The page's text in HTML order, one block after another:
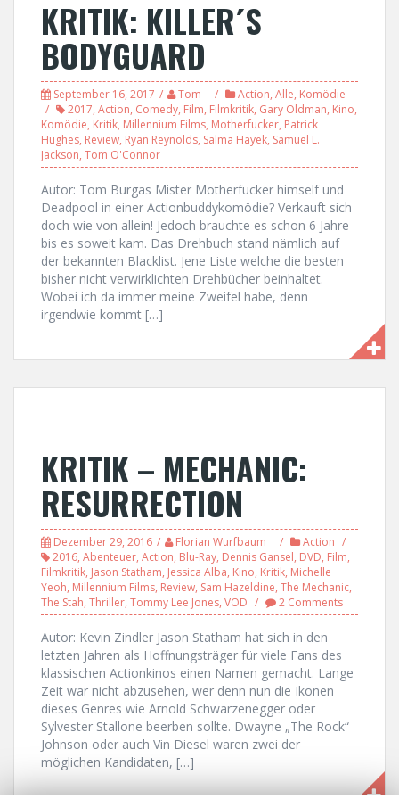
KRITIK: KILLER´S
BODYGUARD
September 16, 2017 Tom Action, Alle, Komödie
2017, Action, Comedy, Film, Filmkritik, Gary Oldman, Kino,
Komödie, Kritik, Millennium Films, Motherfucker, Patrick
Hughes, Review, Ryan Reynolds, Salma Hayek, Samuel L.
Jackson, Tom O'Connor
Autor: Tom Burgas Mister Motherfucker himself und
Deadpool in einer Actionbuddykomödie? Verkauft sich
doch wie von allein! Jedoch brauchte es schon 6 Jahre
bis es soweit kam. Das Drehbuch stand nämlich auf
der bekannten Blacklist. Jene Liste welche die besten
bisher nicht verwirklichten Drehbücher beinhaltet.
Wobei ich da immer meine Zweifel habe, denn
irgendwie kommt […]
KRITIK – MECHANIC:
RESURRECTION
Dezember 29, 2016 Florian Wurfbaum
Action
2016, Abenteuer, Action, Blu-Ray, Dennis Gansel, DVD, Film,
Filmkritik, Jason Statham, Jessica Alba, Kino, Kritik, Michelle
Yeoh, Millennium Films, Review, Sam Hazeldine, The Mechanic,
The Stah, Thriller, Tommy Lee Jones, VOD 2 Comments
Autor: Kevin Zindler Jason Statham hat sich in den
letzten Jahren als Hoffnungsträger für viele Fans des
klassischen Actionkinos einen Namen gemacht. Lange
Zeit war nicht abzusehen, wer denn nun die Ikonen
dieses Genres wie Arnold Schwarzenegger oder
Sylvester Stallone beerben sollte. Dwayne „The Rock“
Johnson oder auch Vin Diesel waren zwei der
möglichen Kandidaten, […]